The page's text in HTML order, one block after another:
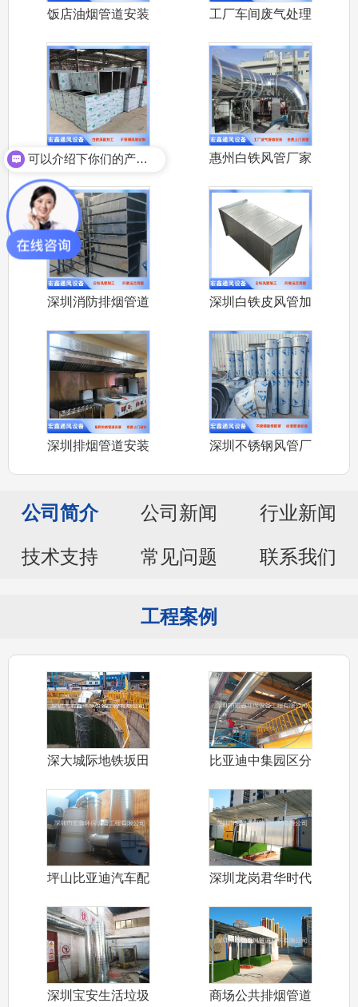
饭店油烟管道安装
工厂车间废气处理
惠州不锈钢通风管
惠州白铁风管厂家
深圳消防排烟管道
深圳白铁皮风管加
深圳排烟管道安装
深圳不锈钢风管厂
公司简介 公司新闻 行业新闻
技术支持 常见问题 联系我们
工程案例
深大城际地铁坂田
比亚迪中集园区分
坪山比亚迪汽车配
深圳龙岗君华时代
深圳宝安生活垃圾 商场公共排烟管道
可以介绍下你们的产品么？